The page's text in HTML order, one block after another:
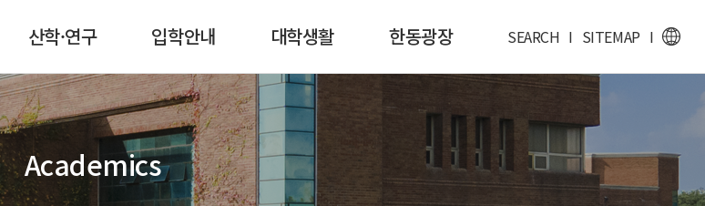
산학·연구 입학안내 대학생활 한동광장 SEARCH I SITEMAP I
Academics